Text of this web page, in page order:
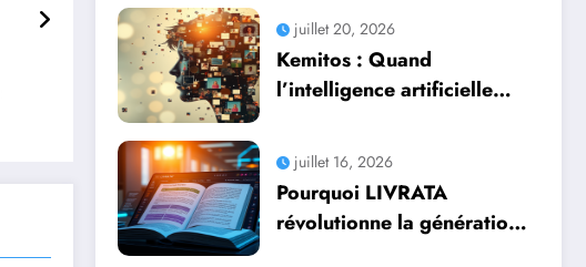
juillet 20, 2026
Kemitos : Quand
l’intelligence artificielle
juillet 16, 2026
Pourquoi LIVRATA
révolutionne la génération